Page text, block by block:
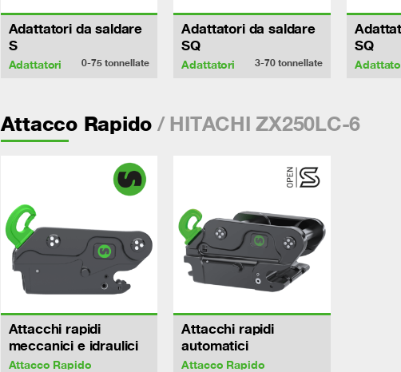
Adattatori da saldare
S
Adattatori 0-75tonnellate
Adattatori da saldare
SQ
Adattatori 3-70tonnellate
SQ
Attacco Rapido / HITACHI ZX250LC-6
Attacchi rapidi
meccanici e idraulici
Attacco Rapido
Attacchi rapidi
automatici
Attacco Rapido